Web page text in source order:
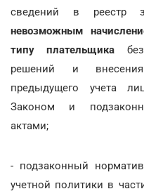
сведений в реестр
невозможным
типу плательщика без
решений и внесения
предыдущего учета
Законом и
актами;
- подзаконный
учетной политики в